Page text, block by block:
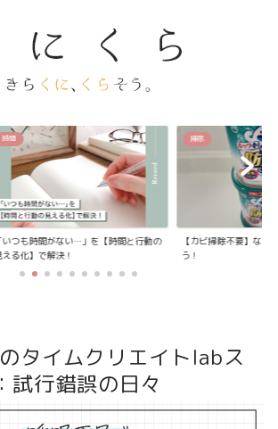
時間
いつも時間がない…」を【時間と行動の
える化】で解決！
掃除
【カビ掃除不要】なお
う！
のタイムクリエイトlabス
試行錯誤の日々